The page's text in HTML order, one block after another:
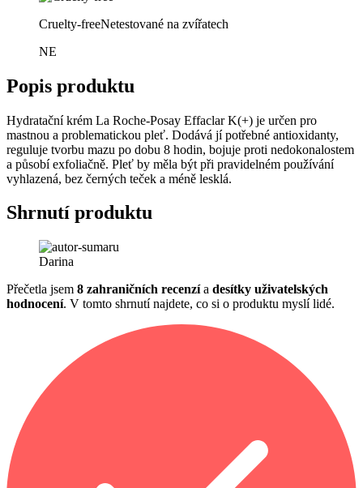
Cruelty-freeNetestované na zvířatech
NE
Popis produktu
Hydratační krém La Roche-Posay Effaclar K(+) je určen pro
mastnou a problematickou pleť. Dodává jí potřebné antioxidanty,
reguluje tvorbu mazu po dobu 8 hodin, bojuje proti nedokonalostem
a působí exfoliačně. Pleť by měla být při pravidelném používání
vyhlazená, bez černých teček a méně lesklá.
Shrnutí produktu
Darina
Přečetla jsem 8 zahraničních recenzía desítky uživatelských
hodnocení. V tomto shrnutí najdete, co si o produktu myslí lidé.